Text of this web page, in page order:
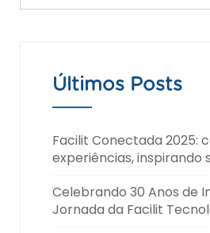
Últimos Posts
Facilit Conectada 2025:
experiências, inspirando
Celebrando 30 Anos de
Jornada da Facilit